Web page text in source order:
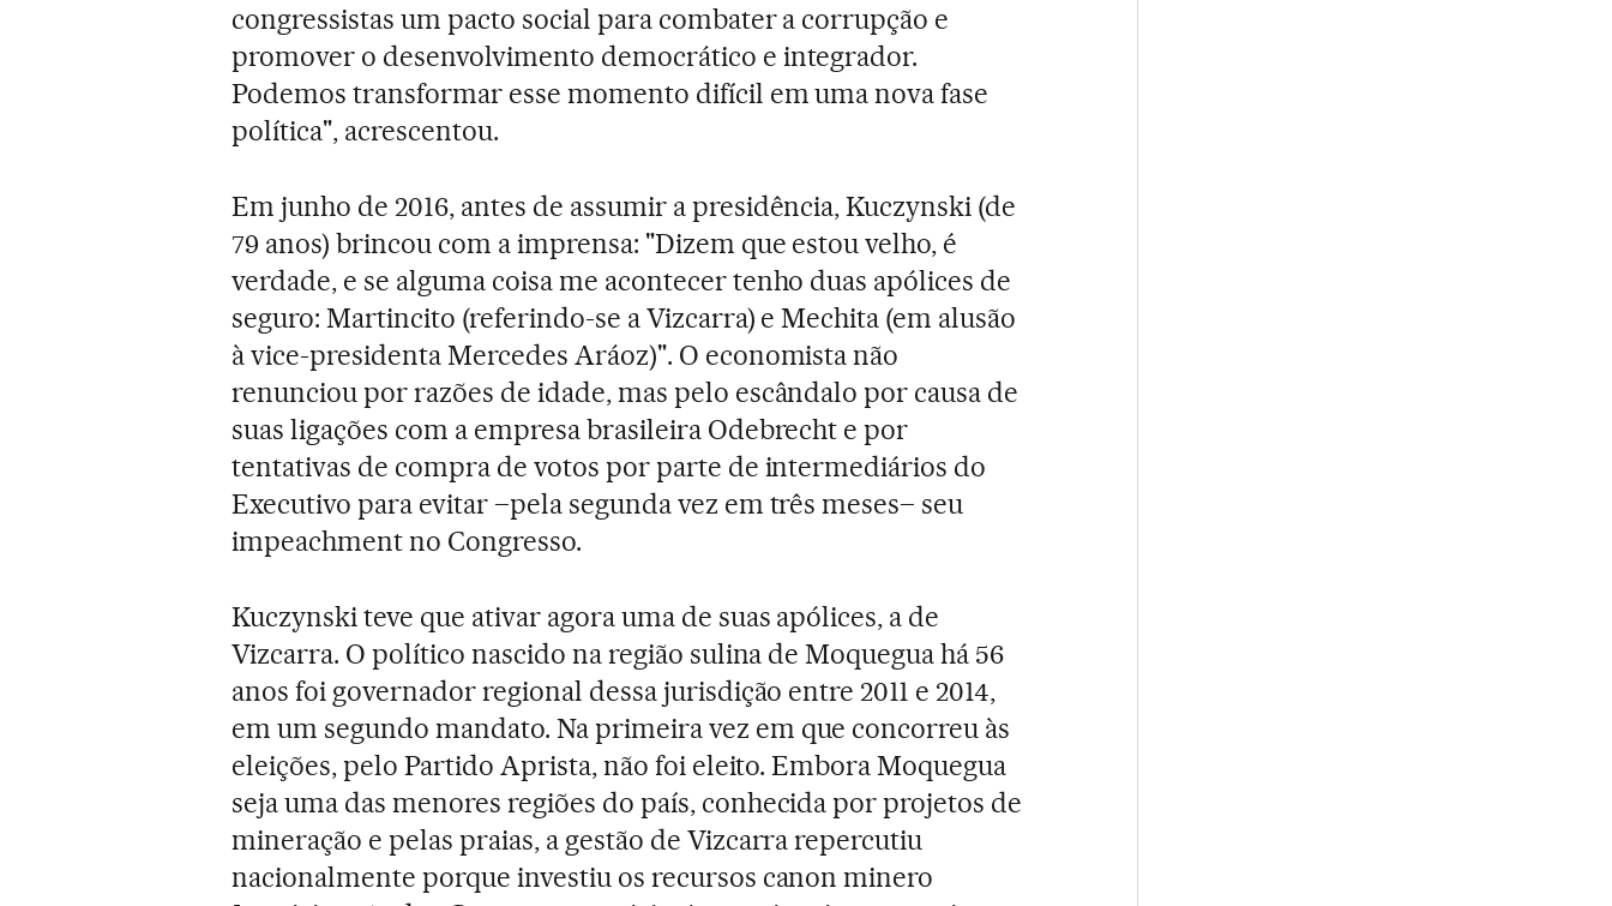
congressistas um pacto social para combater a corrupção e
promover o desenvolvimento democrático e integrador.
Podemos transformar esse momento difícil em uma nova fase
política", acrescentou.
Em junho de 2016, antes de assumir a presidência, Kuczynski (de
79 anos) brincou com a imprensa: "Dizem que estou velho, é
verdade, e se alguma coisa me acontecer tenho duas apólices de
seguro: Martincito (referindo-se a Vizcarra) e Mechita (em alusão
à vice-presidenta Mercedes Aráoz)". O economista não
renunciou por razões de idade, mas pelo escândalo por causa de
suas ligações com a empresa brasileira Odebrecht e por
tentativas de compra de votos por parte de intermediários do
Executivo para evitar –pela segunda vez em três meses– seu
impeachment no Congresso.
Kuczynski teve que ativar agora uma de suas apólices, a de
Vizcarra. O político nascido na região sulina de Moquegua há 56
anos foi governador regional dessa jurisdição entre 2011 e 2014,
em um segundo mandato. Na primeira vez em que concorreu às
eleições, pelo Partido Aprista, não foi eleito. Embora Moquegua
seja uma das menores regiões do país, conhecida por projetos de
mineração e pelas praias, a gestão de Vizcarra repercutiu
nacionalmente porque investiu os recursos canon minero